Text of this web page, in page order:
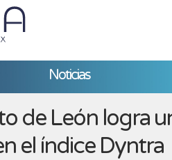
Noticias
de León logra
el índice Dyntra